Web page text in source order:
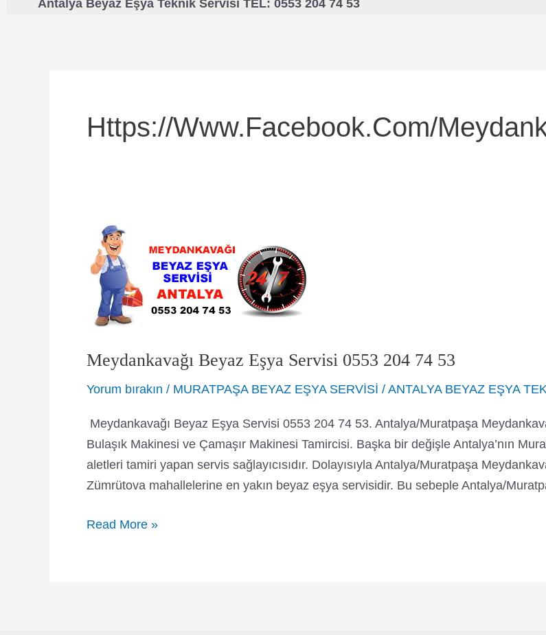
Antalya Beyaz Eşya Teknik Servisi TEL: 0553 204 74 53
Https://www.facebook.com/
Meydankavağı Beyaz Eşya Servisi 0553 204 74 53
Yorum bırakın / MURATPAŞA BEYAZ EŞYA SERVİSİ / ANTALYA BEYAZ EŞYA
Meydankavağı Beyaz Eşya Servisi 0553 204 74 53. Antalya/Muratpaşa
Bulaşık Makinesi ve Çamaşır Makinesi Tamircisi. Başka bir değişle Antalya’nın
aletleri tamiri yapan servis sağlayıcısıdır. Dolayısıyla Antalya/Muratpaşa
Zümrütova mahallelerine en yakın beyaz eşya servisidir. Bu sebeple Antalya/
Meydankavağı
Read More »